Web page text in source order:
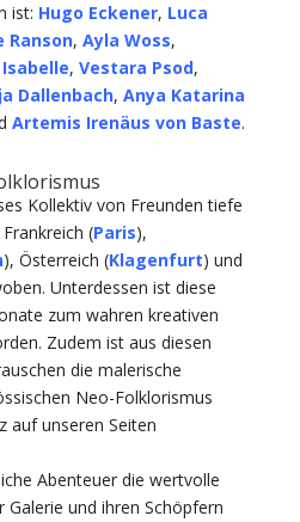
ist: Hugo Eckener, Luca
Ranson, Ayla Woss,
, Vestara Psod,
Dallenbach, Anya Katarina
Artemis Irenäus von Baste.
Kollektiv von Freunden tiefe
(Paris),
), Österreich (Klagenfurt) und
Unterdessen ist diese
zum wahren kreativen
Zudem ist aus diesen
die malerische
Neo-Folklorismus
auf unseren Seiten
Abenteuer die wertvolle
Galerie und ihren Schöpfern